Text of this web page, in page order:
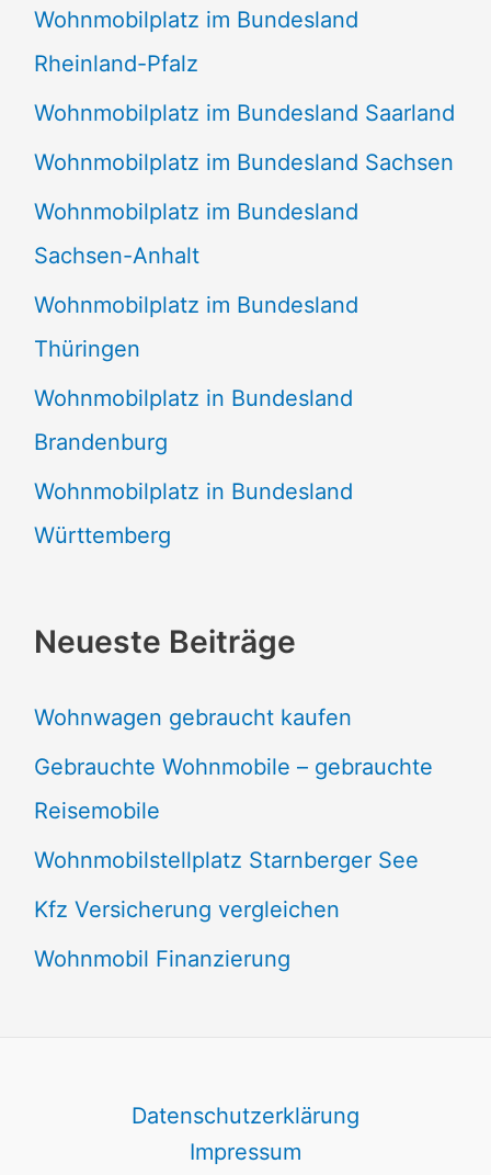
Wohnmobilplatz im Bundesland
Rheinland-Pfalz
Wohnmobilplatz im Bundesland Saarland
Wohnmobilplatz im Bundesland Sachsen
Wohnmobilplatz im Bundesland
Sachsen-Anhalt
Wohnmobilplatz im Bundesland
Thüringen
Wohnmobilplatz in Bundesland
Brandenburg
Wohnmobilplatz in Bundesland
Württemberg
Neueste Beiträge
Wohnwagen gebraucht kaufen
Gebrauchte Wohnmobile – gebrauchte
Reisemobile
Wohnmobilstellplatz Starnberger See
Kfz Versicherung vergleichen
Wohnmobil Finanzierung
Datenschutzerklärung
Impressum